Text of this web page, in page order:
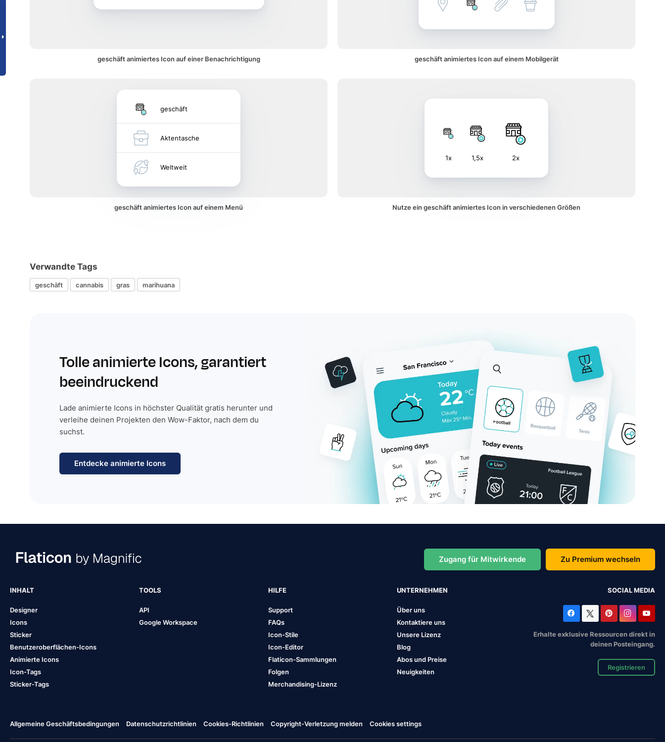
geschäft animiertes Icon auf einer Benachrichtigung geschäft animiertes Icon auf einem Mobilgerät
geschäft
Aktentasche
Weltweit
geschäft animiertes Icon auf einem Menü
1x 1,5x 2x
Nutze ein geschäft animiertes Icon in verschiedenen Größen
Verwandte Tags
geschäft cannabis gras marihuana
Tolle animierte Icons, garantiert
beeindruckend
Lade animierte Icons in höchster Qualität gratis herunter und
verleihe deinen Projekten den Wow-Faktor, nach dem du
suchst.
Entdecke animierte Icons
Zugang für Mitwirkende Zu Premium wechseln
INHALT
Designer
Icons
Sticker
Benutzeroberflächen-Icons
Animierte Icons
Icon-Tags
Sticker-Tags
TOOLS
API
Google Workspace
HILFE
Support
FAQs
Icon-Stile
Icon-Editor
Flaticon-Sammlungen
Folgen
Merchandising-Lizenz
UNTERNEHMEN
Über uns
Kontaktiere uns
Unsere Lizenz
Blog
Abos und Preise
Neuigkeiten
SOCIAL MEDIA
Erhalte exklusive Ressourcen direkt in
deinen Posteingang.
Registrieren
Allgemeine Geschäftsbedingungen Datenschutzrichtlinien Cookies-Richtlinien Copyright-Verletzung melden Cookies settings